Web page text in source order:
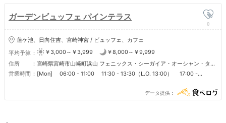
ガーデンビュッフェ パインテラス
0
蓮ケ池、日向住吉、宮崎神宮 / ビュッフェ、カフェ
平均予算
￥3,000～￥3,999
￥8,000～￥9,999
住所
宮崎県宮崎市山崎町浜山 フェニックス・シーガイア・オーシャン・タワ
ー 1F
営業時間
[Mon] 06:00 - 11:00 11:30 - 13:30（L.O. 13:00） 17:00 -
13:00） 17:00 - 22:00（L.O. 21:30） [Wed] 06:00 - 11:00 11:30
- 13:30（L.O. 13:00） 17:00 - 22:00（L.O. 21:30） [Thu] 06:00 -
データ提供